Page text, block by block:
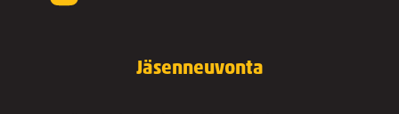
Jäsenneuvonta